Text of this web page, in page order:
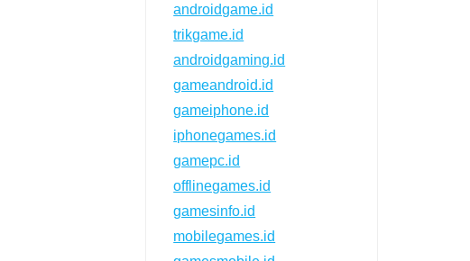
androidgame.id
trikgame.id
androidgaming.id
gameandroid.id
gameiphone.id
iphonegames.id
gamepc.id
offlinegames.id
gamesinfo.id
mobilegames.id